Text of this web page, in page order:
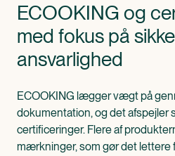
ECOOKING og
med fokus på
ansvarlighed
ECOOKING lægger vægt på
dokumentation, og det afspejler
certificeringer. Flere af
mærkninger, som gør det lettere